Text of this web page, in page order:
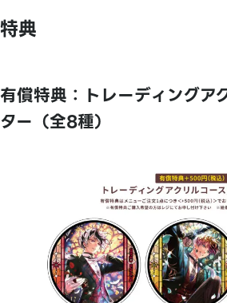
特典
有償特典：トレーディングア
ター（全8種）